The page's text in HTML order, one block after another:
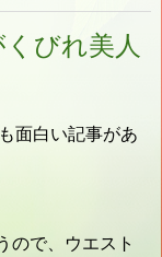
びれ美人
面白い記事があ
ので、ウエスト